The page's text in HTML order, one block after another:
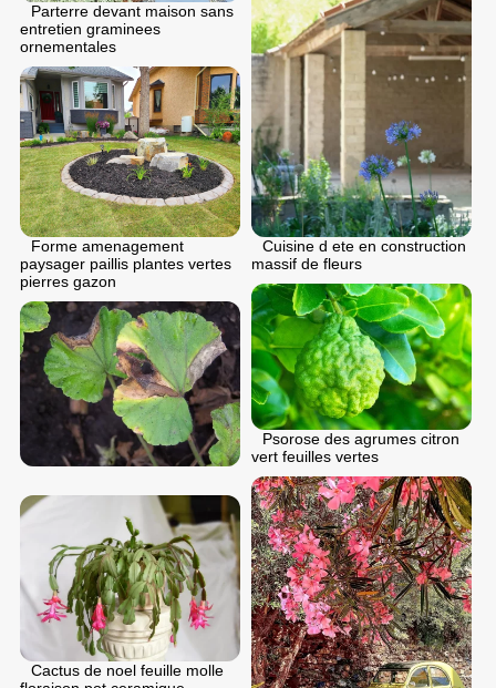
Parterre devant maison sans
entretien graminees
ornementales
Cuisine d ete en construction
massif de fleurs
Forme amenagement
paysager paillis plantes vertes
pierres gazon
Psorose des agrumes citron
vert feuilles vertes
Cactus de noel feuille molle